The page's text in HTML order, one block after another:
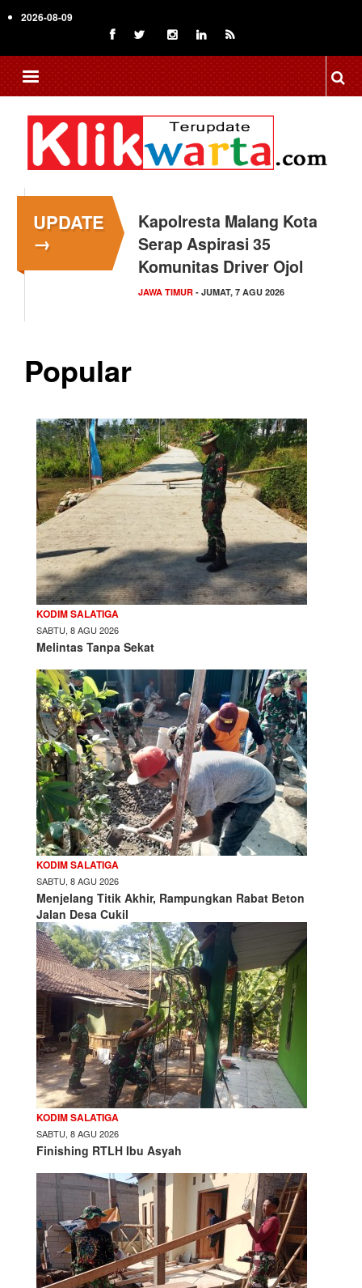
to
content
2026-08-09
UPDATE
→
Kapolresta Malang Kota
Serap Aspirasi 35
Komunitas Driver Ojol
JAWA TIMUR - JUMAT, 7 AGU 2026
Popular
KODIM SALATIGA
SABTU, 8 AGU 2026
Melintas Tanpa Sekat
KODIM SALATIGA
SABTU, 8 AGU 2026
Menjelang Titik Akhir, Rampungkan Rabat Beton
Jalan Desa Cukil
KODIM SALATIGA
SABTU, 8 AGU 2026
Finishing RTLH Ibu Asyah